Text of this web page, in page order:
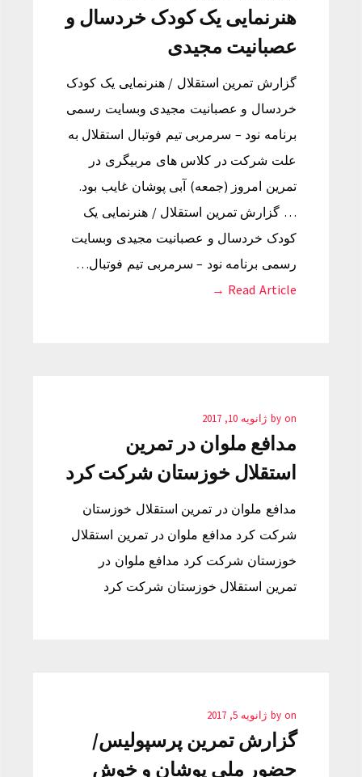
هنرنمایی یک کودک خردسال و
عصبانیت مجیدی
گزارش تمرین استقلال / هنرنمایی یک کودک
خردسال و عصبانیت مجیدی وبسایت رسمی
برنامه نود – سرمربی تیم فوتبال استقلال به
علت شرکت در کلاس های مربیگری در
تمرین امروز (جمعه) آبی پوشان غایب بود.
… گزارش تمرین استقلال / هنرنمایی یک
کودک خردسال و عصبانیت مجیدی وبسایت
رسمی برنامه نود – سرمربی تیم فوتبال…
Read Article →
by on ژانویه 10, 2017
مدافع ملوان در تمرین
استقلال خوزستان شرکت کرد
مدافع ملوان در تمرین استقلال خوزستان
شرکت کرد مدافع ملوان در تمرین استقلال
خوزستان شرکت کرد مدافع ملوان در
تمرین استقلال خوزستان شرکت کرد
by on ژانویه 5, 2017
گزارش تمرین پرسپولیس/
حضور ملی پوشان و خوش